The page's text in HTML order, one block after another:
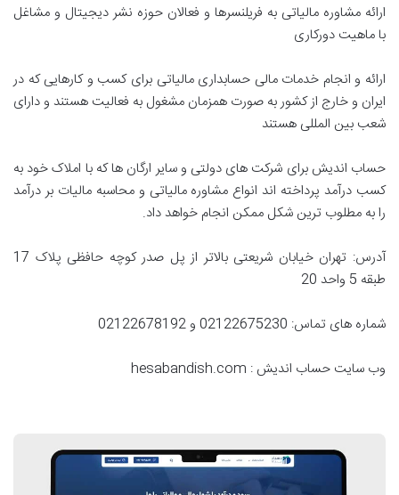
ارائه مشاوره مالیاتی به فریلنسرها و فعالان حوزه نشر دیجیتال و مشاغل
با ماهیت دورکاری
ارائه و انجام خدمات مالی حسابداری مالیاتی برای کسب و کارهایی که در
ایران و خارج از کشور به صورت همزمان مشغول به فعالیت هستند و دارای
شعب بین المللی هستند
حساب اندیش برای شرکت های دولتی و سایر ارگان ها که با املاک خود به
کسب درآمد پرداخته اند انواع مشاوره مالیاتی و محاسبه مالیات بر درآمد
را به مطلوب ترین شکل ممکن انجام خواهد داد.
آدرس: تهران خیابان شریعتی بالاتر از پل صدر کوچه حافظی پلاک 17
طبقه 5 واحد 20
شماره های تماس: 02122675230 و 02122678192
وب سایت حساب اندیش : hesabandish.com